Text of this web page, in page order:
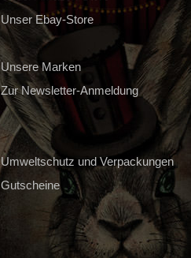
Unser Ebay-Store
Unsere Marken
Zur Newsletter-Anmeldung
Umweltschutz und Verpackungen
Gutscheine